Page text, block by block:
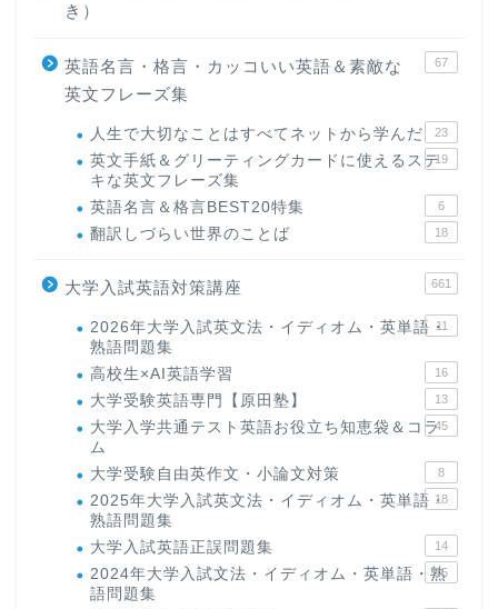
き）
英語名言・格言・カッコいい英語＆素敵な
英文フレーズ集
67
人生で大切なことはすべてネットから学んだ 23
英文手紙＆グリーティングカードに使えるステ
キな英文フレーズ集
19
英語名言＆格言BEST20特集 6
翻訳しづらい世界のことば 18
大学入試英語対策講座 661
2026年大学入試英文法・イディオム・英単語・
熟語問題集
11
高校生×AI英語学習 16
大学受験英語専門【原田塾】 13
大学入学共通テスト英語お役立ち知恵袋＆コラ
ム
45
大学受験自由英作文・小論文対策 8
2025年大学入試英文法・イディオム・英単語・
熟語問題集
18
大学入試英語正誤問題集 14
2024年大学入試文法・イディオム・英単語・熟
語問題集
15